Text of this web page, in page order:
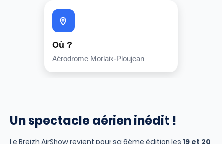
Où ?
Aérodrome Morlaix-Ploujean
Un spectacle aérien inédit !
Le Breizh AirShow revient pour sa 6ème édition les 19 et 20